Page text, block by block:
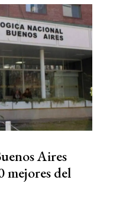
Aires
mejores del